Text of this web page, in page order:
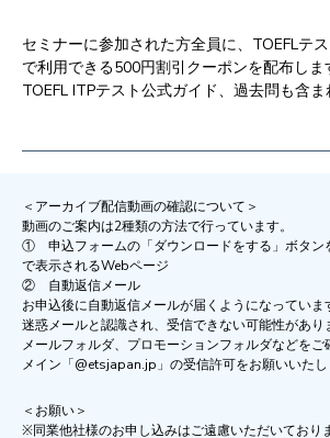
セミナーに参加された方全員に、 TOEFLテ
で利用できる500円割引クーポンを配布しま
TOEFL ITPテスト公式ガイド、過去問も含ま
＜アーカイブ配信動画の確認について＞
動画のご案内は2種類の方法で行っています。
① 申込フォームの「ダウンロードをする」ボタン
で表示されるWebページ
② 自動返信メール
お申込後に自動返信メールが届くようになっていま
迷惑メールと認識され、受信できない可能性があり
メールフォルダ、プロモーションフォルダなどをご
メイン「@etsjapan.jp」の受信許可をお願いいたし
＜お願い＞
※同業他社様のお申し込みはご遠慮いただいており